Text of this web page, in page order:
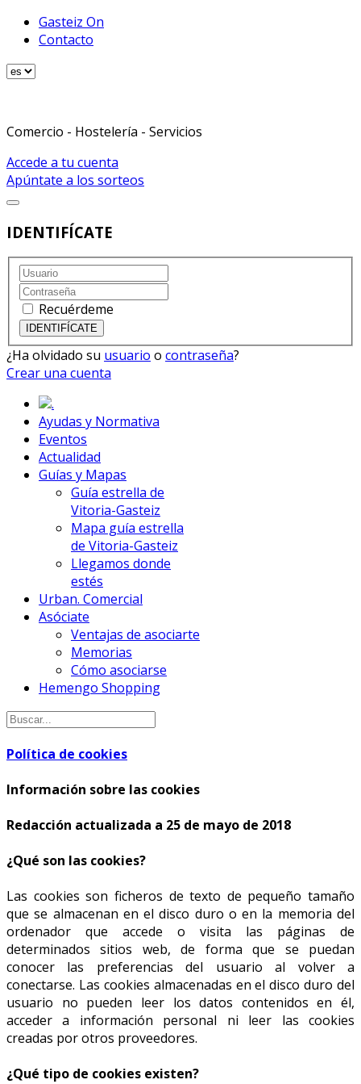
Gasteiz On
Contacto
Comercio - Hostelería - Servicios
Accede a tu cuenta
Apúntate a los sorteos
IDENTIFÍCATE
Recuérdeme
¿Ha olvidado su usuario o contraseña?
Crear una cuenta
.
Ayudas y Normativa
Eventos
Actualidad
Guías y Mapas
Guía estrella de
Vitoria-Gasteiz
Mapa guía estrella
de Vitoria-Gasteiz
Llegamos donde
estés
Urban. Comercial
Asóciate
Ventajas de asociarte
Memorias
Cómo asociarse
Hemengo Shopping
Política de cookies
Información sobre las cookies
Redacción actualizada a 25 de mayo de 2018
¿Qué son las cookies?
Las cookies son ficheros de texto de pequeño tamaño
que se almacenan en el disco duro o en la memoria del
ordenador que accede o visita las páginas de
determinados sitios web, de forma que se puedan
conocer las preferencias del usuario al volver a
conectarse. Las cookies almacenadas en el disco duro del
usuario no pueden leer los datos contenidos en él,
acceder a información personal ni leer las cookies
creadas por otros proveedores.
¿Qué tipo de cookies existen?